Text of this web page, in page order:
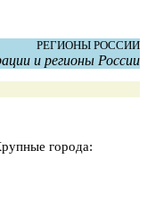
РЕГИОНЫ РОССИИ
и регионы России
города: